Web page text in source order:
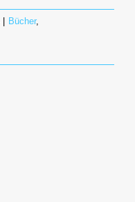
| Bücher,